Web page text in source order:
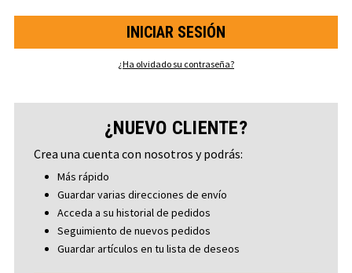
¿Ha olvidado su contraseña?
¿NUEVO CLIENTE?
Crea una cuenta con nosotros y podrás:
Más rápido
Guardar varias direcciones de envío
Acceda a su historial de pedidos
Seguimiento de nuevos pedidos
Guardar artículos en tu lista de deseos